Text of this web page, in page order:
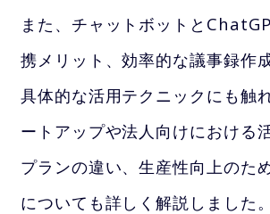
また、チャットボットと
携メリット、効率的な議事録作
具体的な活用テクニックにも触
ートアップや法人向けにおける
プランの違い、生産性向上のた
についても詳しく解説しました。